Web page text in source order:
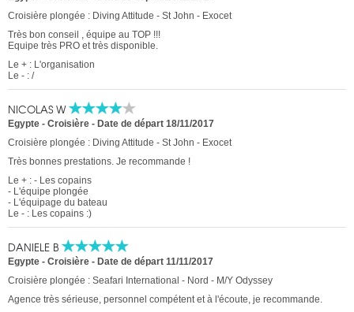
Croisière plongée : Diving Attitude - St John - Exocet
Très bon conseil , équipe au TOP !!!
Equipe très PRO et très disponible.
Le + : L'organisation
Le - : /
NICOLAS W
Egypte - Croisière - Date de départ 18/11/2017
Croisière plongée : Diving Attitude - St John - Exocet
Très bonnes prestations. Je recommande !
Le + : - Les copains
- L'équipe plongée
- L'équipage du bateau
Le - : Les copains :)
DANIELE B
Egypte - Croisière - Date de départ 11/11/2017
Croisière plongée : Seafari International - Nord - M/Y Odyssey
Agence très sérieuse, personnel compétent et à l'écoute, je recommande.